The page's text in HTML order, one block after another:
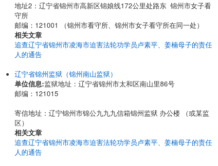
地址2： 辽宁省锦州市高新区锦娘线172公里处路东 锦州市女子看
守所
邮编：121001 （锦州市看守所、锦州市女子看守所在同一处）
相关文章
追查辽宁省锦州市凌海市迫害法轮功学员卢素平、姜楠母子的责任
人的通告
辽宁省锦州监狱（锦州南山监狱）
单位信息:监狱地址：辽宁省锦州市太和区南山里86号
邮编：121015
寄信地址：辽宁锦州市锦公九九九信箱锦州监狱 办公楼 （或某监
区）
相关文章
追查辽宁省锦州市凌海市迫害法轮功学员卢素平、姜楠母子的责任
人的通告